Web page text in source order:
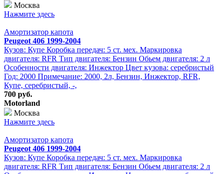
Москва
Нажмите здесь
Амортизатор капота
Peugeot 406 1999-2004
Кузов: Купе Коробка передач: 5 ст. мех. Маркировка
двигателя: RFR Тип двигателя: Бензин Обьем двигателя: 2 л
Особенности двигателя: Инжектор Цвет кузова: серебристый
Год: 2000 Примечание: 2000, 2л, Бензин, Инжектор, RFR,
Купе, серебристый, -,
700 руб.
Motorland
Москва
Нажмите здесь
Амортизатор капота
Peugeot 406 1999-2004
Кузов: Купе Коробка передач: 5 ст. мех. Маркировка
двигателя: RFR Тип двигателя: Бензин Обьем двигателя: 2 л